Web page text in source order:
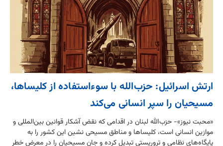
ارتش اسرائیل: حزب‌الله با سوءاستفاده از کلیساها،
مسیحیان را سپر انسانی می‌کند
«محبت نیوز»- حزب‌الله لبنان در اقدامی که نقض آشکار قوانین بین‌المللی و
موازین انسانی است، کلیساها و مناطق مسیحی نشین این کشور را به
پایگاه‌های نظامی و تروریستی تبدیل کرده و جان مسیحیان را در معرض خطر